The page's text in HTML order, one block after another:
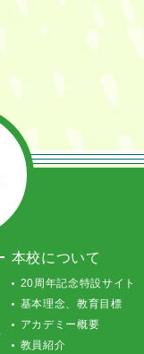
本校について
20周年記念特設サイト
基本理念、教育目標
アカデミー概要
教員紹介